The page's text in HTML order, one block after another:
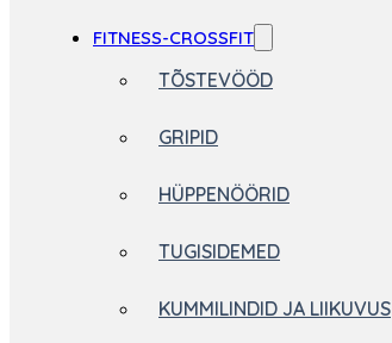
FITNESS-CROSSFIT
TÕSTEVÖÖD
GRIPID
HÜPPENÖÖRID
TUGISIDEMED
KUMMILINDID JA LIIKUVUS